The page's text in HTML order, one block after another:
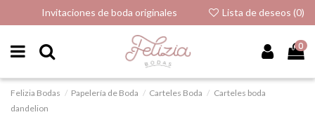
Invitaciones de boda originales Lista de deseos (0)
0
Felizia Bodas Papelería de Boda Carteles Boda
Carteles boda
dandelion